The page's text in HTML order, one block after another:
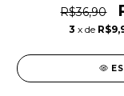
R$36,90
3 x de